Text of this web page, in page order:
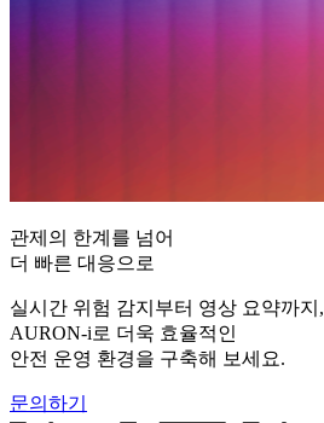
관제의 한계를 넘어
더 빠른 대응으로
실시간 위험 감지부터 영상 요약까지,
AURON-i로 더욱 효율적인
안전 운영 환경을 구축해 보세요.
문의하기